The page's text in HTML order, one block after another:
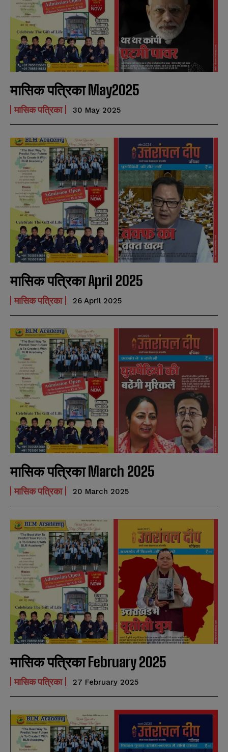
मासिक पत्रिका May2025
मासिक पत्रिका 30 May 2025
मासिक पत्रिका April 2025
मासिक पत्रिका 26 April 2025
मासिक पत्रिका March 2025
मासिक पत्रिका 20 March 2025
मासिक पत्रिका February 2025
मासिक पत्रिका 27 February 2025